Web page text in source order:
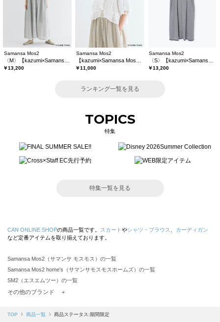
Samansa Mos2
￥13,200
Samansa Mos2
￥11,000
Samansa Mos2
￥13,200
ランキング一覧を見る
TOPICS
特集
特集一覧を見る
CAN ONLINE SHOPの商品一覧です。 スカート やシャツ・ブラウス
カーディガン
など定番アイテムを取り揃えております。
Samansa Mos2（サマンサ モスモス）の一覧
Samansa Mos2 home's（サマンサモスモスホームズ）の一覧
SM2（エスエムツー）の一覧
TSUHARU by Samansa Mos2（ツハルバイサマンサモスモス）の一覧
Samansa Mos2 blue（サマンサモスモス ブルー）の一覧
その他のブランド ＋
TOP 商品一覧 商品ステータス:期間限定